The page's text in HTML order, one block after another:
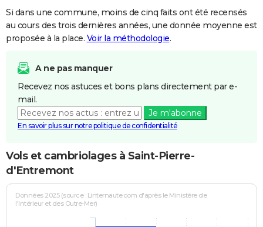
Si dans une commune, moins de cinq faits ont été recensés
au cours des trois dernières années, une donnée moyenne est
proposée à la place. Voir la méthodologie.
A ne pas manquer
Recevez nos astuces et bons plans directement par e-
mail.
Je m'abonne
En savoir plus sur notre politique de confidentialité
Vols et cambriolages à Saint-Pierre-
d'Entremont
Données 2025 (source : Linternaute.com d'après le Ministère de
l'Intérieur et des Outre-Mer)